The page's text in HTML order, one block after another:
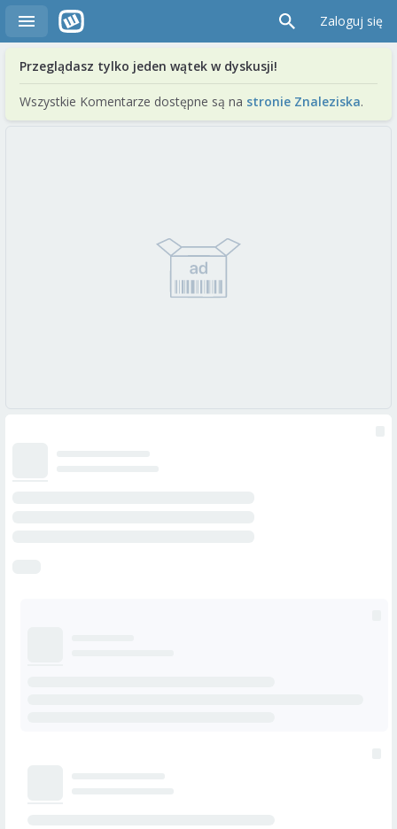
Zaloguj się
Przeglądasz tylko jeden wątek w dyskusji!
Wszystkie Komentarze dostępne są na stronie Znaleziska.